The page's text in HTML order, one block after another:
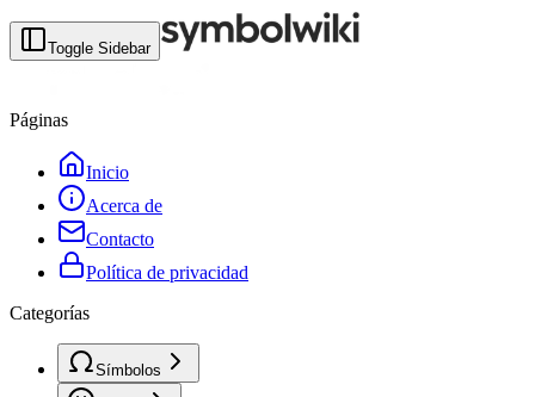
Toggle Sidebar
Páginas
Inicio
Acerca de
Contacto
Política de privacidad
Categorías
Símbolos